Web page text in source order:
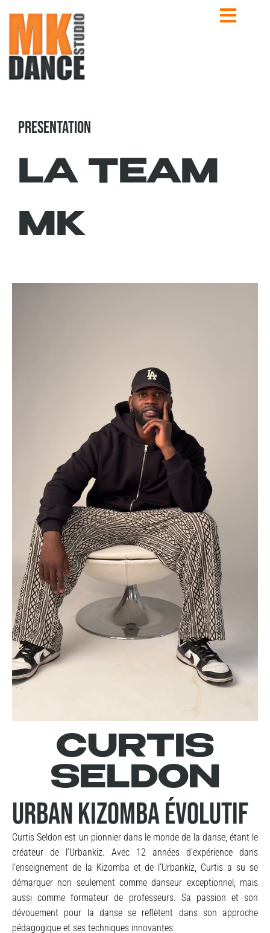
PRESENTATION
LA TEAM
MK
CURTIS
SELDON
urban kizomba évolutif
Curtis Seldon est un pionnier dans le monde de la danse, étant le
créateur de l’Urbankiz. Avec 12 années d’expérience dans
l’enseignement de la Kizomba et de l’Urbankiz, Curtis a su se
démarquer non seulement comme danseur exceptionnel, mais
aussi comme formateur de professeurs. Sa passion et son
dévouement pour la danse se reflètent dans son approche
pédagogique et ses techniques innovantes.